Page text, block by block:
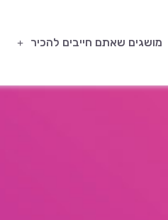
מושגים שאתם חייבים להכיר